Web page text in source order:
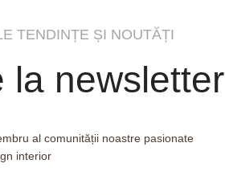
TENDINȚE ȘI NOUTĂȚI
la newsletter
al comunității noastre pasionate
interior